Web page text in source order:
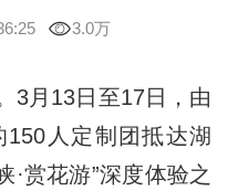
3.0万
月13日至17日，由
人定制团抵达湖
·赏花游”深度体验之